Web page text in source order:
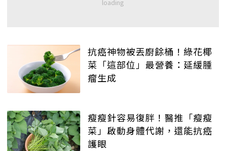
抗癌神物被丟廚餘桶！綠花椰
菜「這部位」最營養：延緩腫
瘤生成
瘦瘦針容易復胖！醫推「瘦瘦
菜」啟動身體代謝，還能抗癌
護眼